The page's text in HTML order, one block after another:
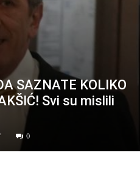
SAZNATE KOLIKO
Svi su mislili
0